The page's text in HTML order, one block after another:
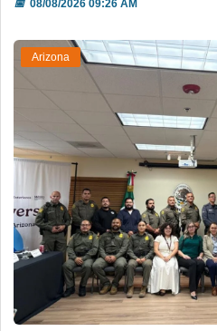
📅08/08/2026 09:26 AM
Arizona